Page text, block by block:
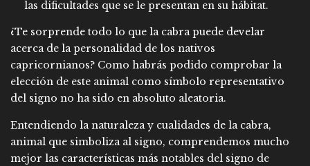
las dificultades que se le presentan en su hábitat.
¿Te sorprende todo lo que la cabra puede develar
acerca de la personalidad de los nativos
capricornianos? Como habrás podido comprobar la
elección de este animal como símbolo representativo
del signo no ha sido en absoluto aleatoria.
Entendiendo la naturaleza y cualidades de la cabra,
animal que simboliza al signo, comprendemos mucho
mejor las características más notables del signo de